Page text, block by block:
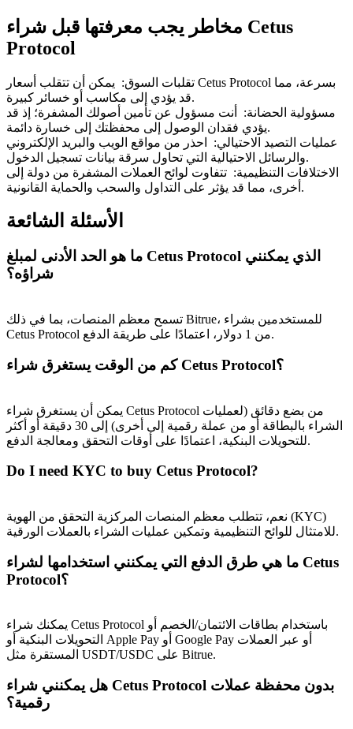
مخاطر يجب معرفتها قبل شراء Cetus
Protocol
تقلبات السوق: يمكن أن تتقلب أسعار Cetus Protocol بسرعة، مما
قد يؤدي إلى مكاسب أو خسائر كبيرة.
مسؤولية الحضانة:
أنت مسؤول عن تأمين أصولك المشفرة؛ إذ قد
يؤدي فقدان الوصول إلى محفظتك إلى خسارة دائمة.
عمليات التصيد الاحتيالي:
احذر من مواقع الويب والبريد الإلكتروني
والرسائل الاحتيالية التي تحاول سرقة بيانات تسجيل الدخول.
الاختلافات التنظيمية: تتفاوت لوائح العملات المشفرة من دولة إلى
أخرى، مما قد يؤثر على التداول والسحب والحماية القانونية.
الأسئلة الشائعة
ما هو الحد الأدنى لمبلغ Cetus Protocol الذي يمكنني
شراؤه؟
تسمح معظم المنصات، بما في ذلك Bitrue، للمستخدمين بشراء
Cetus Protocol من 1 دولار، اعتمادًا على طريقة الدفع.
كم من الوقت يستغرق شراء Cetus Protocol؟
يمكن أن يستغرق شراء Cetus Protocol من بضع دقائق (لعمليات
الشراء بالبطاقة أو من عملة رقمية إلى أخرى) إلى 30 دقيقة أو أكثر
للتحويلات البنكية، اعتمادًا على أوقات التحقق ومعالجة الدفع.
Do I need KYC to buy Cetus Protocol?
نعم، تتطلب معظم المنصات المركزية التحقق من الهوية (KYC)
للامتثال للوائح التنظيمية وتمكين عمليات الشراء بالعملات الورقية.
ما هي طرق الدفع التي يمكنني استخدامها لشراء Cetus
Protocol؟
يمكنك شراء Cetus Protocol باستخدام بطاقات الائتمان/الخصم أو
التحويلات البنكية أو Apple Pay أو Google Pay أو عبر العملات
المستقرة مثل USDT/USDC على Bitrue.
هل يمكنني شراء Cetus Protocol بدون محفظة عملات
رقمية؟